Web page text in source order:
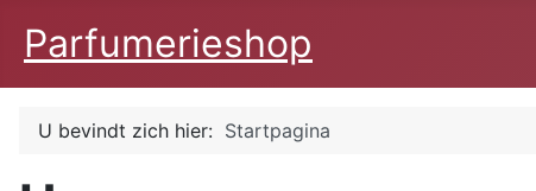
Parfumerieshop
U bevindt zich hier: Startpagina